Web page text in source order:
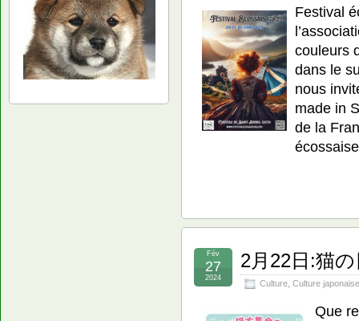
Festival
couleurs
dans le
nous
made in
de la
2月22日:猫
Culture Culture japonaise
Fév
27
2024
Que